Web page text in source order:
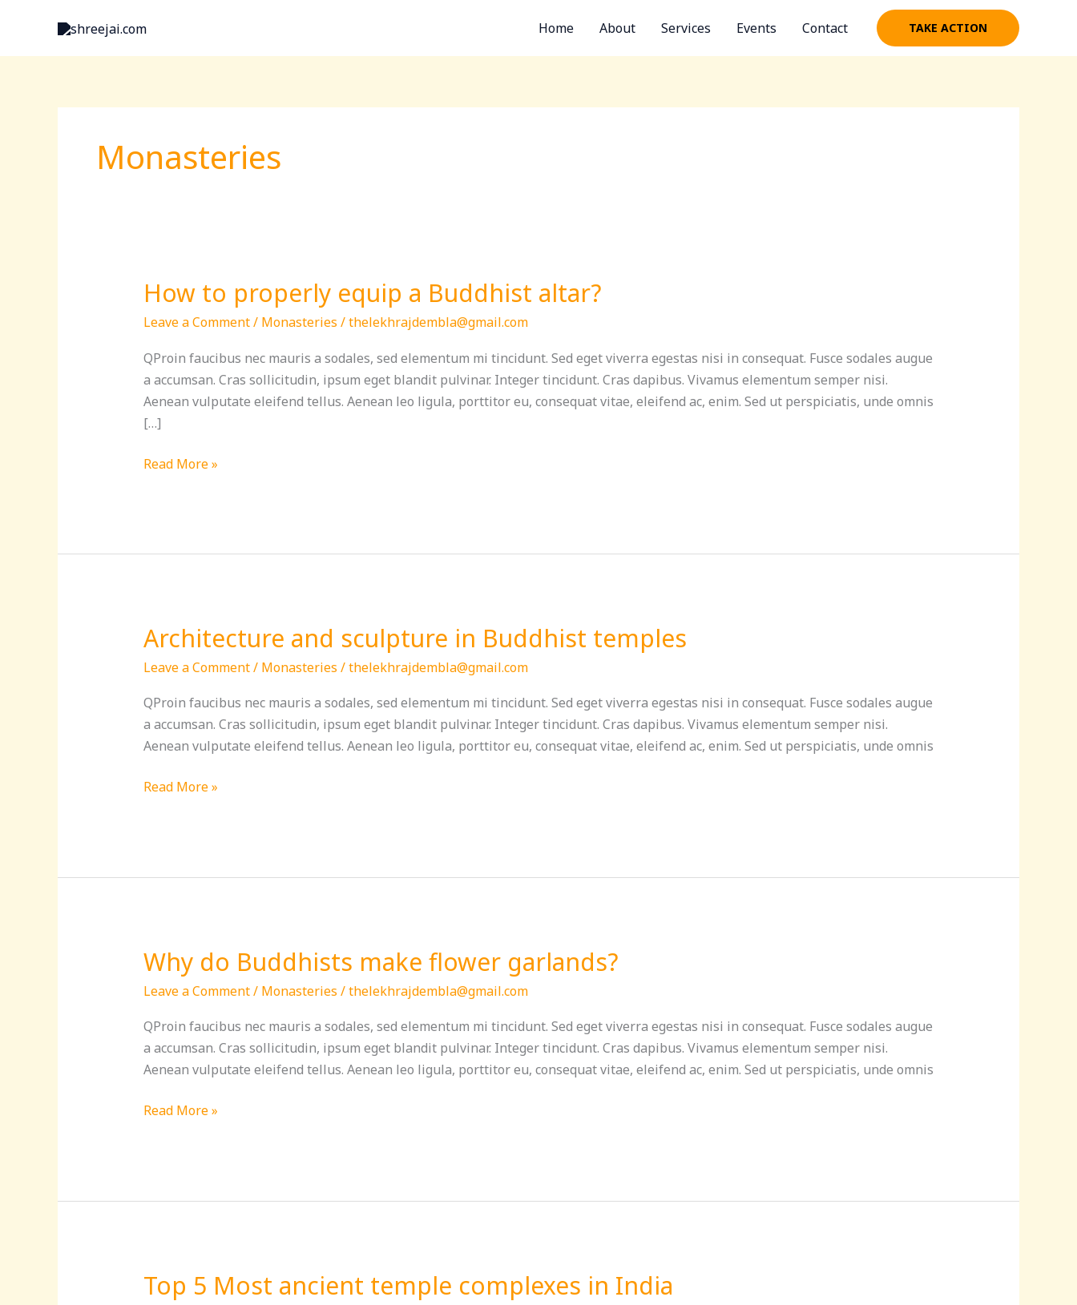
content
Home About Services Events Contact TAKE ACTION
Monasteries
How to properly equip a Buddhist altar?
Leave a Comment/ Monasteries /thelekhrajdembla@gmail.com
QProin faucibus nec mauris a sodales, sed elementum mi tincidunt. Sed eget viverra egestas nisi in consequat. Fusce sodales augue
a accumsan. Cras sollicitudin, ipsum eget blandit pulvinar. Integer tincidunt. Cras dapibus. Vivamus elementum semper nisi.
Aenean vulputate eleifend tellus. Aenean leo ligula, porttitor eu, consequat vitae, eleifend ac, enim. Sed ut perspiciatis, unde omnis
[…]
How
properly
equip
a
Buddhist
altar?
Read More »
Architecture and sculpture in Buddhist temples
Leave a Comment/ Monasteries /thelekhrajdembla@gmail.com
QProin faucibus nec mauris a sodales, sed elementum mi tincidunt. Sed eget viverra egestas nisi in consequat. Fusce sodales augue
a accumsan. Cras sollicitudin, ipsum eget blandit pulvinar. Integer tincidunt. Cras dapibus. Vivamus elementum semper nisi.
Aenean vulputate eleifend tellus. Aenean leo ligula, porttitor eu, consequat vitae, eleifend ac, enim. Sed ut perspiciatis, unde omnis
Architecture
sculpture
in
Buddhist
temples
Read More »
Why do Buddhists make flower garlands?
Leave a Comment/ Monasteries /thelekhrajdembla@gmail.com
QProin faucibus nec mauris a sodales, sed elementum mi tincidunt. Sed eget viverra egestas nisi in consequat. Fusce sodales augue
a accumsan. Cras sollicitudin, ipsum eget blandit pulvinar. Integer tincidunt. Cras dapibus. Vivamus elementum semper nisi.
Aenean vulputate eleifend tellus. Aenean leo ligula, porttitor eu, consequat vitae, eleifend ac, enim. Sed ut perspiciatis, unde omnis
Why
Buddhists
make
flower
garlands?
Read More »
Top 5 Most ancient temple complexes in India
Top